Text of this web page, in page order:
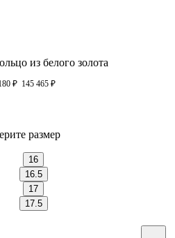
из белого золота
₽ 145 465 ₽
размер
16
16.5
17
17.5